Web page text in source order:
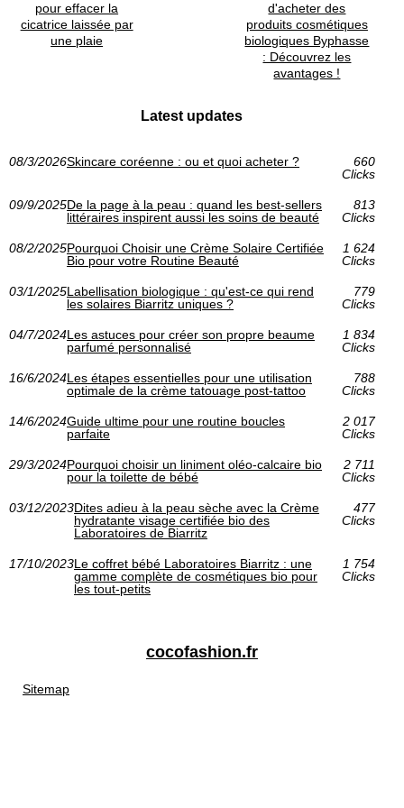
pour effacer la
cicatrice laissée par
une plaie
d'acheter des
produits cosmétiques
biologiques Byphasse
: Découvrez les
avantages !
Latest updates
08/3/2026Skincare coréenne : ou et quoi acheter ?
660
Clicks
09/9/2025De la page à la peau : quand les best-sellers
littéraires inspirent aussi les soins de beauté
813
Clicks
08/2/2025Pourquoi Choisir une Crème Solaire Certifiée
Bio pour votre Routine Beauté
1 624
Clicks
03/1/2025Labellisation biologique : qu'est-ce qui rend
les solaires Biarritz uniques ?
779
Clicks
04/7/2024Les astuces pour créer son propre beaume
parfumé personnalisé
1 834
Clicks
16/6/2024Les étapes essentielles pour une utilisation
optimale de la crème tatouage post-tattoo
788
Clicks
14/6/2024Guide ultime pour une routine boucles
parfaite
2 017
Clicks
29/3/2024Pourquoi choisir un liniment oléo-calcaire bio
pour la toilette de bébé
2 711
Clicks
03/12/2023Dites adieu à la peau sèche avec la Crème
hydratante visage certifiée bio des
Laboratoires de Biarritz
477
Clicks
17/10/2023Le coffret bébé Laboratoires Biarritz : une
gamme complète de cosmétiques bio pour
les tout-petits
1 754
Clicks
cocofashion.fr
Sitemap